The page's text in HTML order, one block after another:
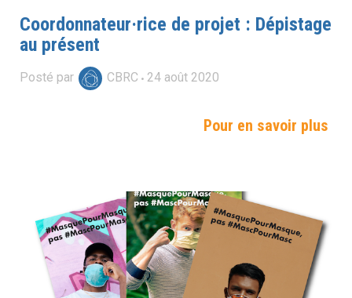
Coordonnateur·rice de projet : Dépistage
au présent
Posté par CBRC 24 août 2020
Pour en savoir plus